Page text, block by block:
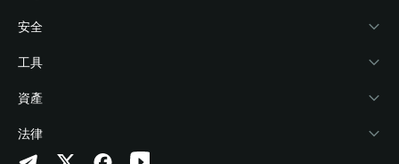
學院
加密資訊
幫助中心
‌聯繫我們
Stablecoin Earn
Payfi Crypto
Crypto Swap API
Altcoin Season Index
開發者文件
連接錢包
Bitget Wallet Pay
合作上架
安全
風險保障基金
安全防護技術
工具
快捷買幣
授權檢測
資產
Arbitrum
法律